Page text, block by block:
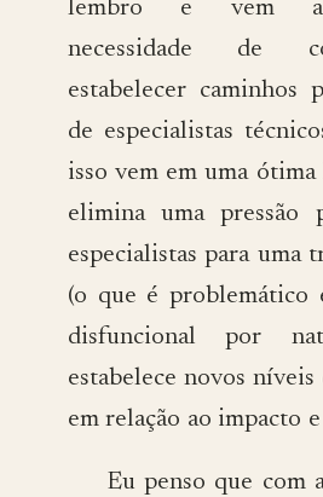
lembro e vem
necessidade de
estabelecer caminhos
de especialistas
isso vem em uma
elimina uma pressão
especialistas para uma
(o que é problemático
disfuncional por
estabelece novos
em relação ao impacto e
Eu penso que com